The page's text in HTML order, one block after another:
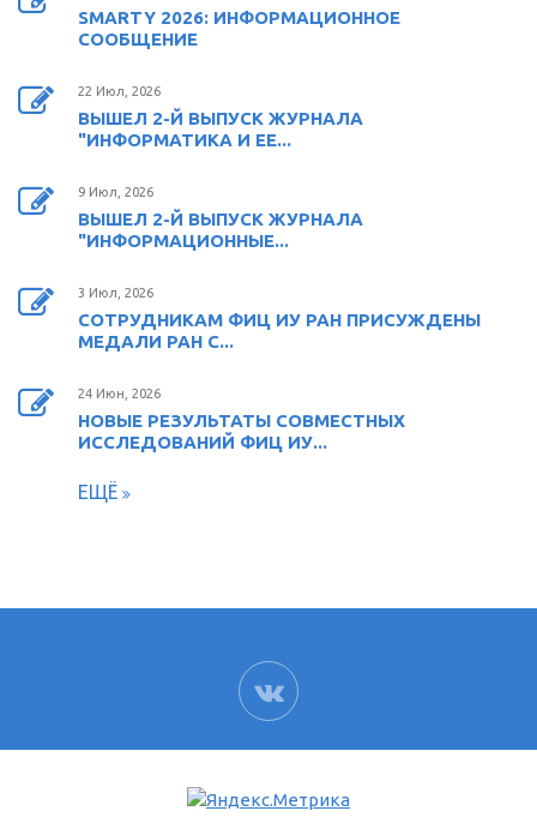
SMARTY 2026: ИНФОРМАЦИОННОЕ
СООБЩЕНИЕ
22 Июл, 2026
ВЫШЕЛ 2-Й ВЫПУСК ЖУРНАЛА
"ИНФОРМАТИКА И ЕЕ...
9 Июл, 2026
ВЫШЕЛ 2-Й ВЫПУСК ЖУРНАЛА
"ИНФОРМАЦИОННЫЕ...
3 Июл, 2026
СОТРУДНИКАМ ФИЦ ИУ РАН ПРИСУЖДЕНЫ
МЕДАЛИ РАН С...
24 Июн, 2026
НОВЫЕ РЕЗУЛЬТАТЫ СОВМЕСТНЫХ
ИССЛЕДОВАНИЙ ФИЦ ИУ...
ЕЩЁ
ВК